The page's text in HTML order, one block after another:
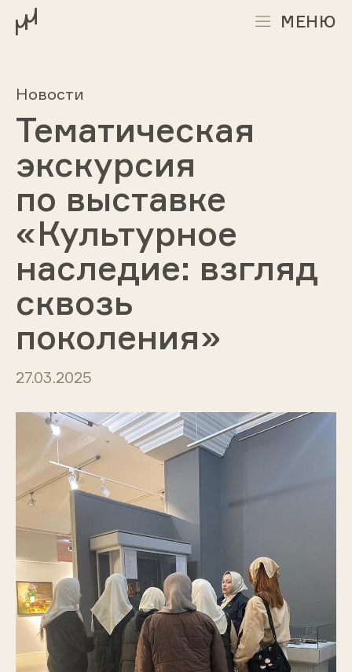
МЕНЮ
Новости
Тематическая
экскурсия
по выставке
«Культурное
наследие: взгляд
сквозь
поколения»
27.03.2025